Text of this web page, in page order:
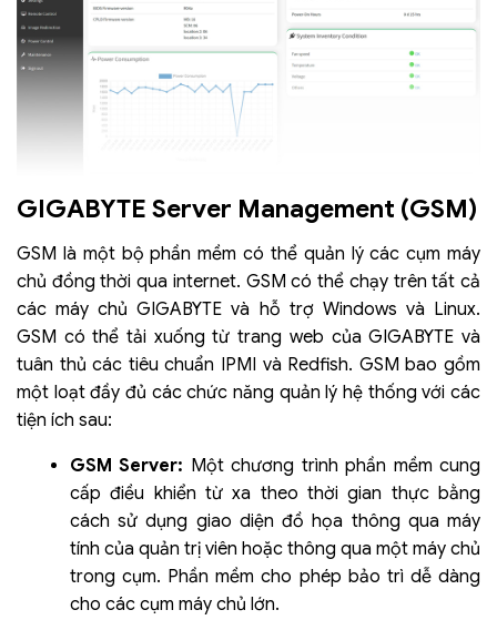
GIGABYTE Server Management (GSM)
GSM là một bộ phần mềm có thể quản lý các cụm máy
chủ đồng thời qua internet. GSM có thể chạy trên tất cả
các máy chủ GIGABYTE và hỗ trợ Windows và Linux.
GSM có thể tải xuống từ trang web của GIGABYTE và
tuân thủ các tiêu chuẩn IPMI và Redfish. GSM bao gồm
một loạt đầy đủ các chức năng quản lý hệ thống với các
tiện ích sau:
GSM Server: Một chương trình phần mềm cung
cấp điều khiển từ xa theo thời gian thực bằng
cách sử dụng giao diện đồ họa thông qua máy
tính của quản trị viên hoặc thông qua một máy chủ
trong cụm. Phần mềm cho phép bảo trì dễ dàng
cho các cụm máy chủ lớn.